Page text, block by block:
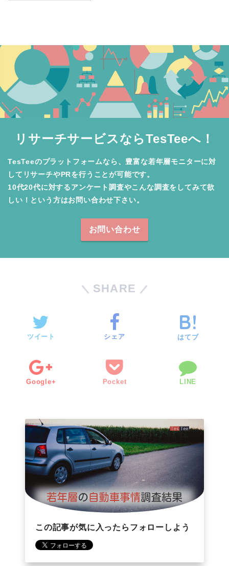
リサーチサービスならTesTeeへ！
TesTeeのプラットフォームなら、豊富な若年層モニターに対
してリサーチやPRを行うことが可能です。
10代20代に対するアンケート調査やこんな調査をしてみて欲
しい！という方はお問い合わせ下さい。
お問い合わせ
SHARE
ツイート シェア はてブ
Google+ Pocket LINE
この記事が気に入ったらフォローしよう